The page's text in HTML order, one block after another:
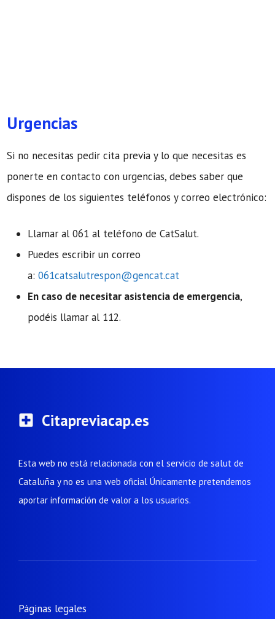
Urgencias
Si no necesitas pedir cita previa y lo que necesitas es
ponerte en contacto con urgencias, debes saber que
dispones de los siguientes teléfonos y correo electrónico:
Llamar al 061 al teléfono de CatSalut.
Puedes escribir un correo
a: 061catsalutrespon@gencat.cat
En caso de necesitar asistencia de emergencia,
podéis llamar al 112.
Citapreviacap.es
Esta web no está relacionada con el servicio de salut de
Cataluña y no es una web oficial Únicamente pretendemos
aportar información de valor a los usuarios.
Páginas legales